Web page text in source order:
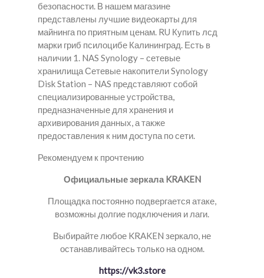
безопасности. В нашем магазине
представлены лучшие видеокарты для
майнинга по приятным ценам. RU Купить лсд
марки гриб псилоцибе Калининград. Есть в
наличии 1. NAS Synology – сетевые
хранилища Сетевые накопители Synology
Disk Station – NAS представляют собой
специализированные устройства,
предназначенные для хранения и
архивирования данных, а также
предоставления к ним доступа по сети.
Рекомендуем к прочтению
Официальные зеркала KRAKEN
Площадка постоянно подвергается атаке,
возможны долгие подключения и лаги.
Выбирайте любое KRAKEN зеркало, не
останавливайтесь только на одном.
https://vk3.store